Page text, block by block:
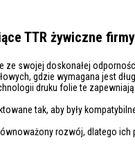
TTR żywiczne
ze swojej doskonałej
gdzie wymagana jest
druku folie te
tak, aby były
rozwój, dlatego